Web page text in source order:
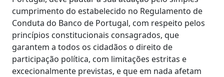
cumprimento do estabelecido no Regulamento de
Conduta do Banco de Portugal, com respeito pelos
princípios constitucionais consagrados, que
garantem a todos os cidadãos o direito de
participação política, com limitações estritas e
excecionalmente previstas, e que em nada afetam